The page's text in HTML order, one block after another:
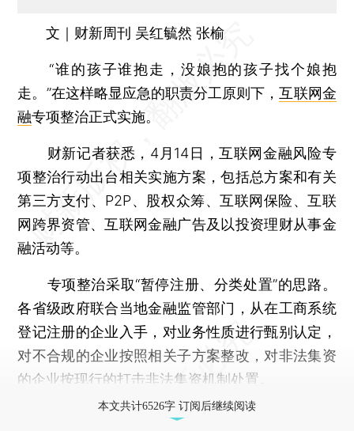
文｜财新周刊 吴红毓然 张榆
“谁的孩子谁抱走，没娘抱的孩子找个娘抱
走。”在这样略显应急的职责分工原则下，互联网金
融专项整治正式实施。
财新记者获悉，4月14日，互联网金融风险专
项整治行动出台相关实施方案，包括总方案和有关
第三方支付、P2P、股权众筹、互联网保险、互联
网跨界资管、互联网金融广告及以投资理财从事金
融活动等。
专项整治采取“暂停注册、分类处置”的思路。
各省级政府联合当地金融监管部门，从在工商系统
登记注册的企业入手，对业务性质进行甄别认定，
对不合规的企业按照相关子方案整改，对非法集资
的企业按现行的打击非法集资机制处置。
本文共计6526字 订阅后继续阅读